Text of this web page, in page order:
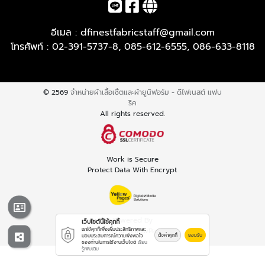
อีเมล : dfinestfabricstaff@gmail.com
โทรศัพท์ : 02-391-5737-8, 085-612-6555, 086-633-8118
© 2569 จำหน่ายผ้าเสื้อเชิ้ตและผ้ายูนิฟอร์ม - ดีไฟเนสต์ แฟบ
ริค
All rights reserved.
Work is Secure
Protect Data With Encrypt
Powered By
Thailand YellowPages
เว็บไซต์นี้ใช้คุกกี้
เราใช้คุกกี้เพื่อเพิ่มประสิทธิภาพและ
มอบประสบการณ์ความพึงพอใจ
ของท่านในการใช้งานเว็บไซต์ เรียน
รู้เพิ่มเติม
ตั้งค่าคุกกี้ ยอมรับ